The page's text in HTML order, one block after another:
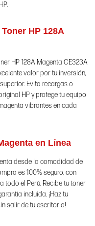
HP 128A
HP 128A Magenta CE323A
valor por tu inversión,
Evita recargas o
HP y protege tu equipo
vibrantes en cada
en Línea
desde la comodidad de
es 100% seguro, con
todo el Perú. Recibe tu toner
incluida. ¡Haz tu
salir de tu escritorio!